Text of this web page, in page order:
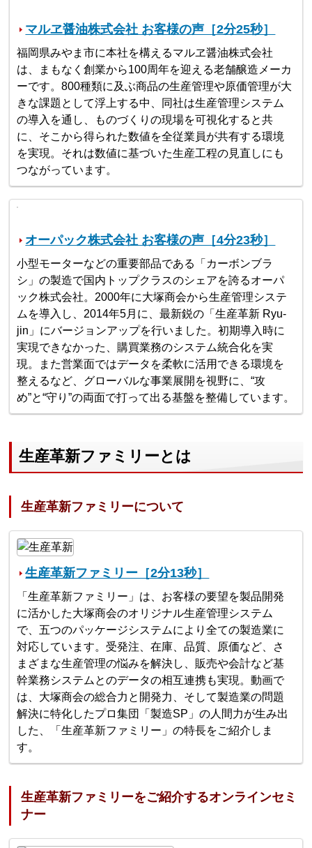
マルヱ醤油株式会社 お客様の声［2分25秒］
福岡県みやま市に本社を構えるマルヱ醤油株式会社
は、まもなく創業から100周年を迎える老舗醸造メーカ
ーです。800種類に及ぶ商品の生産管理や原価管理が大
きな課題として浮上する中、同社は生産管理システム
の導入を通し、ものづくりの現場を可視化すると共
に、そこから得られた数値を全従業員が共有する環境
を実現。それは数値に基づいた生産工程の見直しにも
つながっています。
オーパック株式会社 お客様の声［4分23秒］
小型モーターなどの重要部品である「カーボンブラ
シ」の製造で国内トップクラスのシェアを誇るオーパ
ック株式会社。2000年に大塚商会から生産管理システ
ムを導入し、2014年5月に、最新鋭の「生産革新 Ryu-
jin」にバージョンアップを行いました。初期導入時に
実現できなかった、購買業務のシステム統合化を実
現。また営業面ではデータを柔軟に活用できる環境を
整えるなど、グローバルな事業展開を視野に、“攻
め”と“守り”の両面で打って出る基盤を整備しています。
生産革新ファミリーとは
生産革新ファミリーについて
生産革新ファミリー［2分13秒］
「生産革新ファミリー」は、お客様の要望を製品開発
に活かした大塚商会のオリジナル生産管理システム
で、五つのパッケージシステムにより全ての製造業に
対応しています。受発注、在庫、品質、原価など、さ
まざまな生産管理の悩みを解決し、販売や会計など基
幹業務システムとのデータの相互連携も実現。動画で
は、大塚商会の総合力と開発力、そして製造業の問題
解決に特化したプロ集団「製造SP」の人間力が生み出
した、「生産革新ファミリー」の特長をご紹介しま
す。
生産革新ファミリーをご紹介するオンラインセミ
ナー